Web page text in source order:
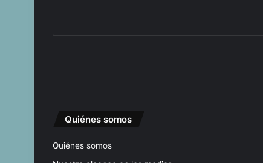
Quiénes somos
Quiénes somos